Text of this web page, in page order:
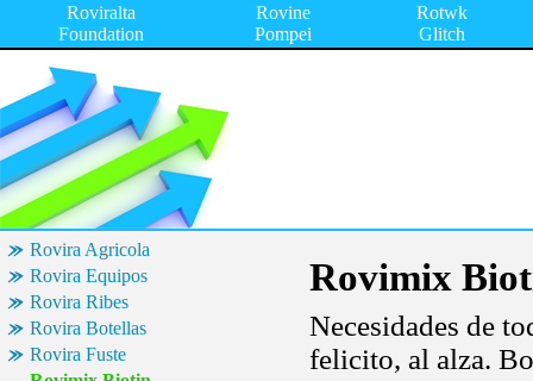
Roviralta
Foundation
Rovine
Pompei
Rotwk
Glitch
Rovira Agricola
Rovira Equipos
Rovira Ribes
Rovira Botellas
Rovira Fuste
Rovimix
Necesidades de
felicito, al alza.